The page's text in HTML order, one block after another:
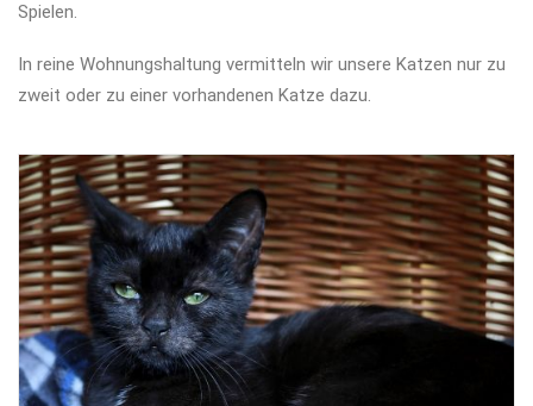
Spielen.
In reine Wohnungshaltung vermitteln wir unsere Katzen nur zu
zweit oder zu einer vorhandenen Katze dazu.